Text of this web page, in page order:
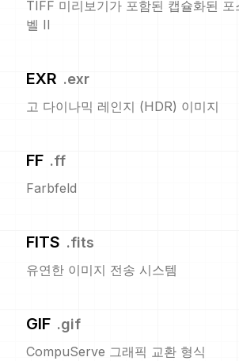
TIFF 미리보기가 포함된 캡슐화된 포
벨 II
EXR .exr
고 다이나믹 레인지 (HDR) 이미지
FF .ff
Farbfeld
FITS .fits
유연한 이미지 전송 시스템
GIF .gif
CompuServe 그래픽 교환 형식